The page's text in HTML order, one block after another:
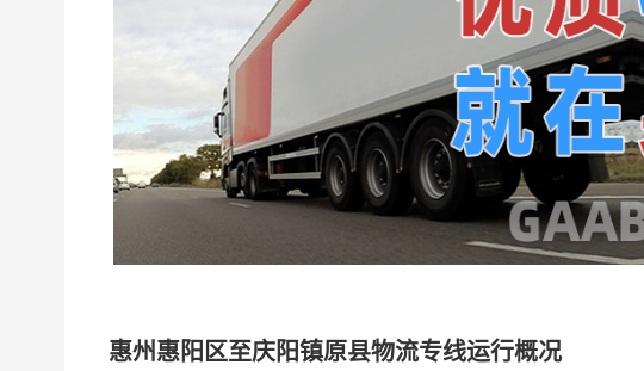
惠州惠阳区至庆阳镇原县物流专线运行概况